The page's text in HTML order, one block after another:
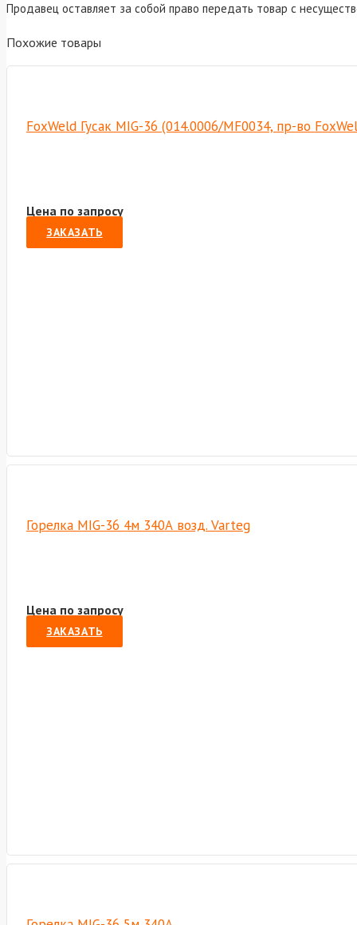
Продавец оставляет за собой право передать товар с
Похожие товары
FoxWeld Гусак MIG-36 (014.0006/MF0034, пр-во
Цена по запросу
ЗАКАЗАТЬ
Горелка MIG-36 4м 340А возд. Varteg
Цена по запросу
ЗАКАЗАТЬ